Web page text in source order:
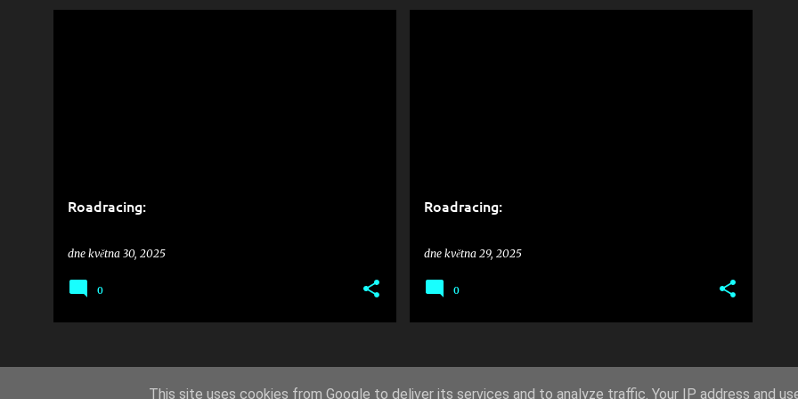
Roadracing:
dne května 30, 2025
0
Roadracing:
dne května 29, 2025
0
This site uses cookies from Google to deliver its services and to analyze traffic. Your IP address and